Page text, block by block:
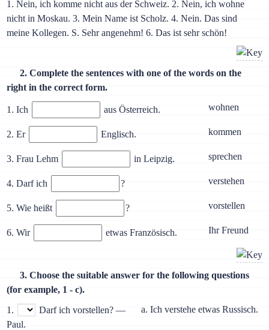
1. Nein, ich komme nicht aus der Schweiz. 2. Nein, ich wohne
nicht in Moskau. 3. Mein Name ist Scholz. 4. Nein. Das sind
meine Kollegen. S. Sehr angenehm! 6. Das ist sehr schön!
2. Complete the sentences with one of the words on the
right in the correct form.
1. Ich aus Österreich. wohnen
2. Er Englisch. kommen
3. Frau Lehm in Leipzig. sprechen
4. Darf ich ? verstehen
5. Wie heißt ? vorstellen
6. Wir etwas Französisch. Ihr Freund
3. Choose the suitable answer for the following questions
(for example, 1 - с).
1.
Darf ich vorstellen? —
Paul.
a. Ich verstehe etwas Russisch.